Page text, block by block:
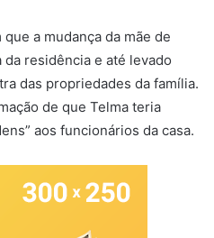
a mudança da mãe de
residência e até levado
das propriedades da família.
de que Telma teria
aos funcionários da casa.